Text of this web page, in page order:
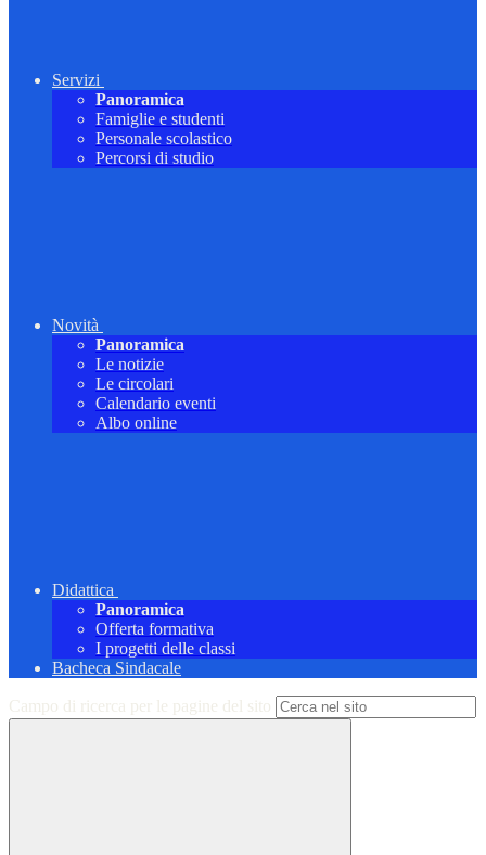
Servizi
Panoramica
Famiglie e studenti
Personale scolastico
Percorsi di studio
Novità
Panoramica
Le notizie
Le circolari
Calendario eventi
Albo online
Didattica
Panoramica
Offerta formativa
I progetti delle classi
Bacheca Sindacale
Campo di ricerca per le pagine del sito